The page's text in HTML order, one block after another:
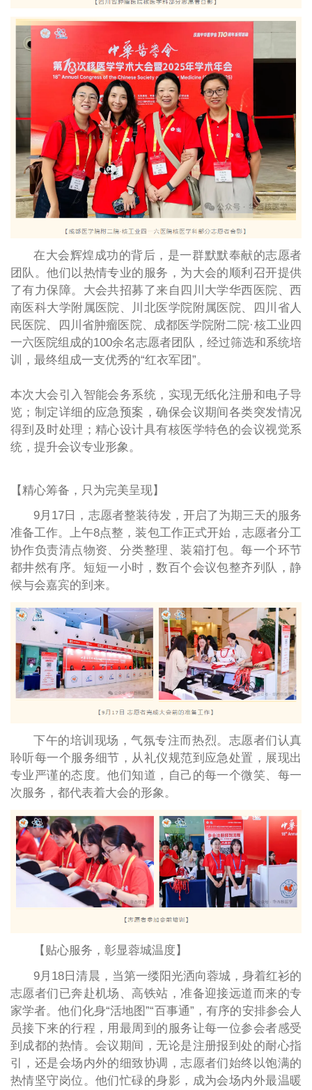
在大会辉煌成功的背后，是一群默默奉献的志愿者
团队。他们以热情专业的服务，为大会的顺利召开提供
了有力保障。大会共招募了来自四川大学华西医院、西
南医科大学附属医院、川北医学院附属医院、四川省人
民医院、四川省肿瘤医院、成都医学院附二院·核工业四
一六医院组成的100余名志愿者团队，经过筛选和系统培
训，最终组成一支优秀的“红衣军团”。
本次大会引入智能会务系统，实现无纸化注册和电子导
览；制定详细的应急预案，确保会议期间各类突发情况
得到及时处理；精心设计具有核医学特色的会议视觉系
统，提升会议专业形象。
【精心筹备，只为完美呈现】
9月17日，志愿者整装待发，开启了为期三天的服务
准备工作。上午8点整，装包工作正式开始，志愿者分工
协作负责清点物资、分类整理、装箱打包。每一个环节
都井然有序。短短一小时，数百个会议包整齐列队，静
候与会嘉宾的到来。
下午的培训现场，气氛专注而热烈。志愿者们认真
聆听每一个服务细节，从礼仪规范到应急处置，展现出
专业严谨的态度。他们知道，自己的每一个微笑、每一
次服务，都代表着大会的形象。
【贴心服务，彰显蓉城温度】
9月18日清晨，当第一缕阳光洒向蓉城，身着红衫的
志愿者们已奔赴机场、高铁站，准备迎接远道而来的专
家学者。他们化身“活地图”“百事通”，有序的安排参会人
员接下来的行程，用最周到的服务让每一位参会者感受
到成都的热情。会议期间，无论是注册报到处的耐心指
引，还是会场内外的细致协调，志愿者们始终以饱满的
热情坚守岗位。他们忙碌的身影，成为会场内外最温暖